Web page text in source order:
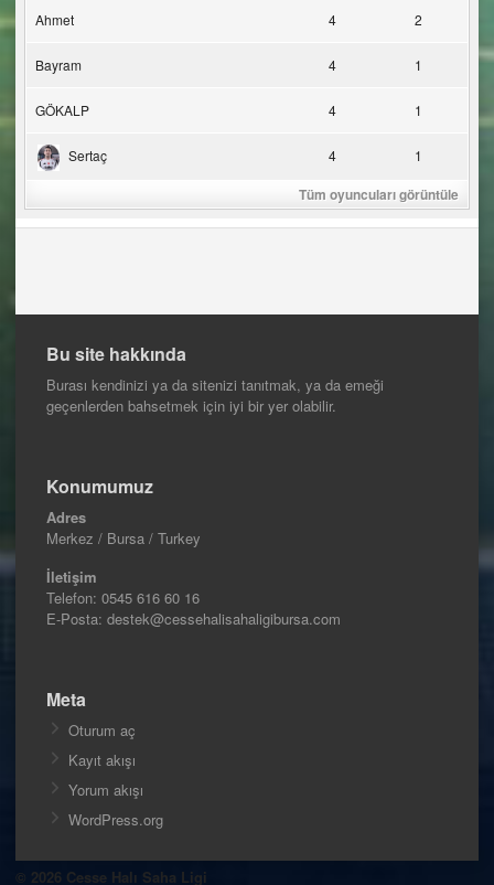
Ahmet 4 2
Bayram 4 1
GÖKALP 4 1
Sertaç 4 1
Tüm oyuncuları görüntüle
Bu site hakkında
Burası kendinizi ya da sitenizi tanıtmak, ya da emeği
geçenlerden bahsetmek için iyi bir yer olabilir.
Konumumuz
Adres
Merkez / Bursa / Turkey
İletişim
Telefon: 0545 616 60 16
E-Posta: destek@cessehalisahaligibursa.com
Meta
Oturum aç
Kayıt akışı
Yorum akışı
WordPress.org
© 2026 Cesse Halı Saha Ligi